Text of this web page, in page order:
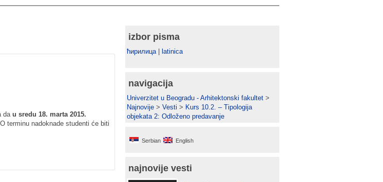
da u sredu 18. marta 2015.
terminu nadoknade studenti će biti
izbor pisma
ћирилица| latinica
navigacija
Univerzitet u Beogradu - Arhitektonski fakultet >
Najnovije > Vesti > Kurs 10.2. – Tipologija
objekata 2: Odloženo predavanje
Serbian English
najnovije vesti